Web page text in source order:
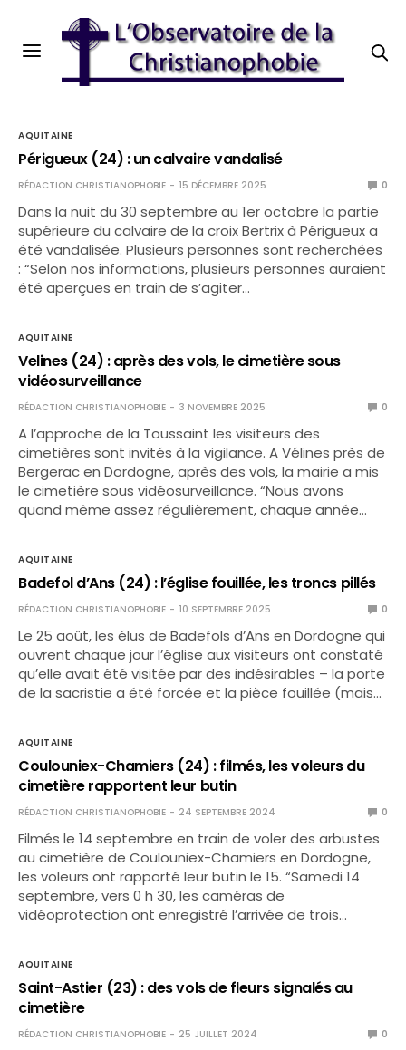
AQUITAINE
Périgueux (24) : un calvaire vandalisé
RÉDACTION CHRISTIANOPHOBIE 15 DÉCEMBRE 2025 0
Dans la nuit du 30 septembre au 1er octobre la partie
supérieure du calvaire de la croix Bertrix à Périgueux a
été vandalisée. Plusieurs personnes sont recherchées
: “Selon nos informations, plusieurs personnes auraient
été aperçues en train de s’agiter…
AQUITAINE
Velines (24) : après des vols, le cimetière sous
vidéosurveillance
RÉDACTION CHRISTIANOPHOBIE 3 NOVEMBRE 2025 0
A l’approche de la Toussaint les visiteurs des
cimetières sont invités à la vigilance. A Vélines près de
Bergerac en Dordogne, après des vols, la mairie a mis
le cimetière sous vidéosurveillance. “Nous avons
quand même assez régulièrement, chaque année…
AQUITAINE
Badefol d’Ans (24) : l’église fouillée, les troncs pillés
RÉDACTION CHRISTIANOPHOBIE 10 SEPTEMBRE 2025 0
Le 25 août, les élus de Badefols d’Ans en Dordogne qui
ouvrent chaque jour l’église aux visiteurs ont constaté
qu’elle avait été visitée par des indésirables – la porte
de la sacristie a été forcée et la pièce fouillée (mais…
AQUITAINE
Coulouniex-Chamiers (24) : filmés, les voleurs du
cimetière rapportent leur butin
RÉDACTION CHRISTIANOPHOBIE 24 SEPTEMBRE 2024 0
Filmés le 14 septembre en train de voler des arbustes
au cimetière de Coulouniex-Chamiers en Dordogne,
les voleurs ont rapporté leur butin le 15. “Samedi 14
septembre, vers 0 h 30, les caméras de
vidéoprotection ont enregistré l’arrivée de trois…
AQUITAINE
Saint-Astier (23) : des vols de fleurs signalés au
cimetière
RÉDACTION CHRISTIANOPHOBIE 25 JUILLET 2024 0